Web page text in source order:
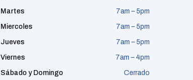
Martes 7am – 5pm
Miercoles 7am – 5pm
Jueves 7am – 5pm
Viernes 7am – 4pm
Sábado y Domingo Cerrado